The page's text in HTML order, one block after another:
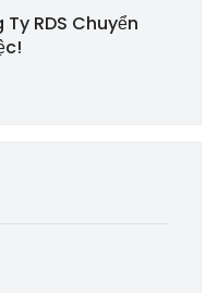
RDS Chuyển